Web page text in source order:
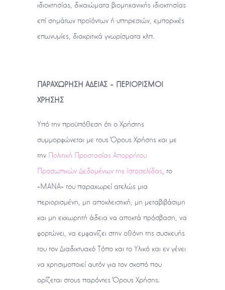
ιδιοκτησίας, δικαιώματα βιομηχανικής ιδιοκτησίας
επί σημάτων προϊόντων ή υπηρεσιών, εμπορικές
επωνυμίες, διακριτικά γνωρίσματα κλπ.
ΠΑΡΑΧΩΡΗΣΗ ΑΔΕΙΑΣ – ΠΕΡΙΟΡΙΣΜΟΙ
ΧΡΗΣΗΣ
Υπό την προϋπόθεση ότι ο Χρήστης
συμμορφώνεται με τους Όρους Χρήσης και με
την Πολιτική Προστασίας Απορρήτου
Προσωπικών Δεδομένων της Ιστοσελίδας , το
«ΜΑΝΑ» του παραχωρεί ατελώς μια
περιορισμένη, μη αποκλειστική, μη μεταβιβάσιμη
και μη εκχωρητή άδεια να αποκτά πρόσβαση, να
φορτώνει, να εμφανίζει στην οθόνη της συσκευής
του τον Διαδικτυακό Τόπο και το Υλικό και εν γένει
να χρησιμοποιεί αυτόν για τον σκοπό που
ορίζεται στους παρόντες Όρους Χρήσης.